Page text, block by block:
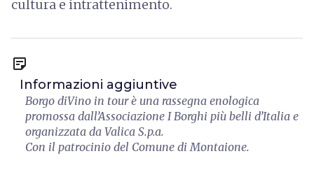
cultura e intrattenimento.
sticky_note_2
Informazioni aggiuntive
Borgo diVino in tour è una rassegna enologica
promossa dall’Associazione I Borghi più belli d’Italia e
organizzata da Valica S.p.a.
Con il patrocinio del Comune di Montaione.